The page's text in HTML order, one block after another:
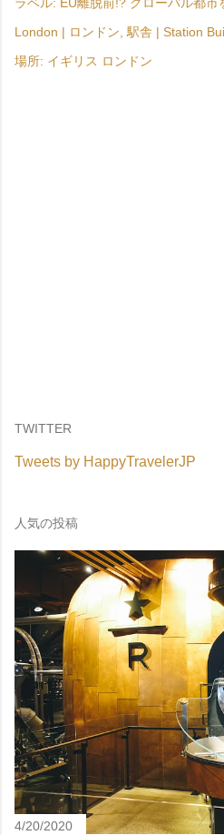
London | ロンドン 駅舎 | Station
場所: イギリス ロンドン
TWITTER
Tweets by HappyTravelerJP
人気の投稿
4/20/2020